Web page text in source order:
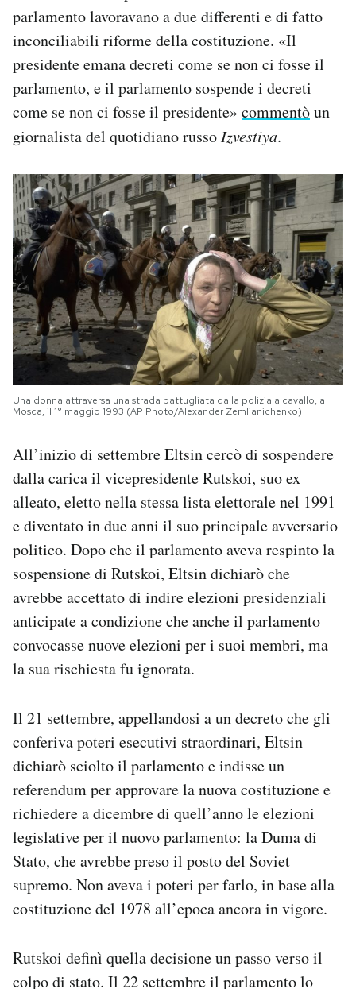
parlamento lavoravano a due differenti e di fatto
inconciliabili riforme della costituzione. «Il
presidente emana decreti come se non ci fosse il
parlamento, e il parlamento sospende i decreti
come se non ci fosse il presidente» commentòun
giornalista del quotidiano russo Izvestiya.
Una donna attraversa una strada pattugliata dalla polizia a cavallo, a
Mosca, il 1° maggio 1993 (AP Photo/Alexander Zemlianichenko)
All’inizio di settembre Eltsin cercò di sospendere
dalla carica il vicepresidente Rutskoi, suo ex
alleato, eletto nella stessa lista elettorale nel 1991
e diventato in due anni il suo principale avversario
politico. Dopo che il parlamento aveva respinto la
sospensione di Rutskoi, Eltsin dichiarò che
avrebbe accettato di indire elezioni presidenziali
anticipate a condizione che anche il parlamento
convocasse nuove elezioni per i suoi membri, ma
la sua rischiesta fu ignorata.
Il 21 settembre, appellandosi a un decreto che gli
conferiva poteri esecutivi straordinari, Eltsin
dichiarò sciolto il parlamento e indisse un
referendum per approvare la nuova costituzione e
richiedere a dicembre di quell’anno le elezioni
legislative per il nuovo parlamento: la Duma di
Stato, che avrebbe preso il posto del Soviet
supremo. Non aveva i poteri per farlo, in base alla
costituzione del 1978 all’epoca ancora in vigore.
Rutskoi definì quella decisione un passo verso il
colpo di stato. Il 22 settembre il parlamento lo